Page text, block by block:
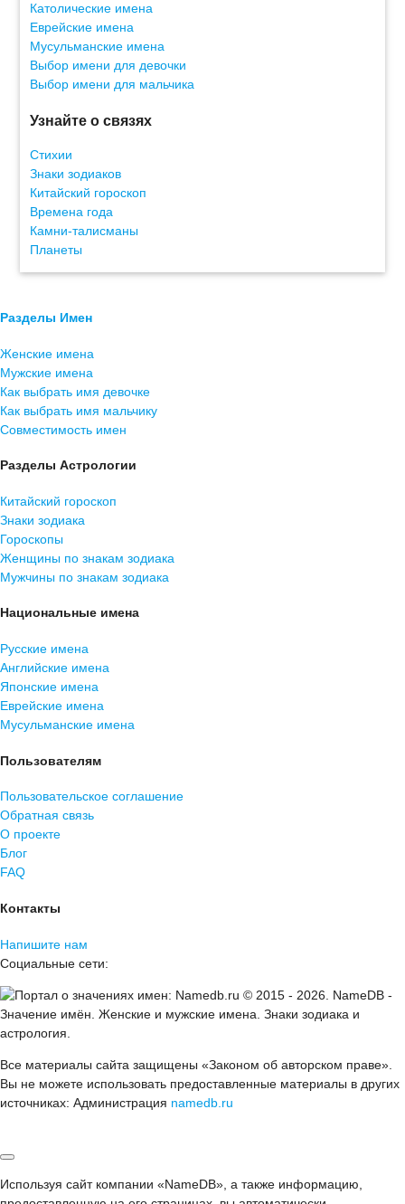
Католические имена
Еврейские имена
Мусульманские имена
Выбор имени для девочки
Выбор имени для мальчика
Узнайте о связях
Стихии
Знаки зодиаков
Китайский гороскоп
Времена года
Камни-талисманы
Планеты
Разделы Имен
Женские имена
Мужские имена
Как выбрать имя девочке
Как выбрать имя мальчику
Совместимость имен
Разделы Астрологии
Китайский гороскоп
Знаки зодиака
Гороскопы
Женщины по знакам зодиака
Мужчины по знакам зодиака
Национальные имена
Русские имена
Английские имена
Японские имена
Еврейские имена
Мусульманские имена
Пользователям
Пользовательское соглашение
Обратная связь
О проекте
Блог
FAQ
Контакты
Напишите нам
Социальные сети:
© 2015 - 2026 NameDB -
Значение имён. Женские и мужские имена. Знаки зодиака и
астрология.
Все материалы сайта защищены «Законом об авторском праве».
Вы не можете использовать предоставленные материалы в других
источниках: Администрация namedb.ru
Используя сайт компании «NameDB», а также информацию,